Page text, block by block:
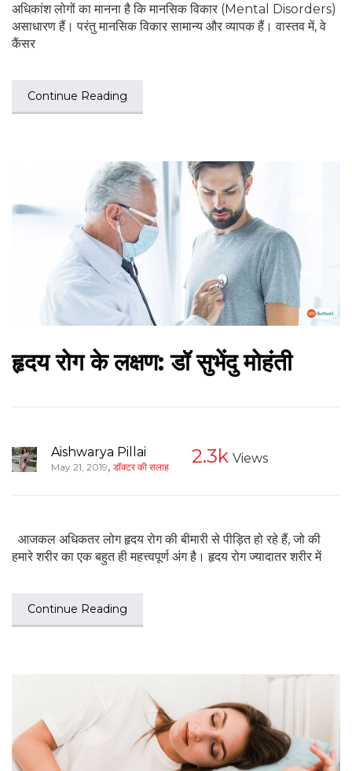
अधिकांश लोगों का मानना है कि मानसिक विकार (Mental Disorders)
असाधारण हैं। परंतु मानसिक विकार सामान्य और व्यापक हैं। वास्तव में, वे
कैंसर
Continue Reading
हृदय रोग के लक्षण: डॉ सुभेंदु मोहंती
Aishwarya Pillai
May 21, 2019, डॉक्टर की सलाह 2.3k Views
आजकल अधिकतर लोग हृदय रोग की बीमारी से पीड़ित हो रहे हैं, जो की
हमारे शरीर का एक बहुत ही महत्त्वपूर्ण अंग है। हृदय रोग ज्यादातर शरीर में
Continue Reading